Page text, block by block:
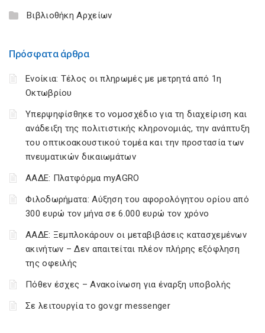
Βιβλιοθήκη Αρχείων
Πρόσφατα άρθρα
Ενοίκια: Τέλος οι πληρωμές με μετρητά από 1η
Οκτωβρίου
Υπερψηφίσθηκε το νομοσχέδιο για τη διαχείριση και
ανάδειξη της πολιτιστικής κληρονομιάς, την ανάπτυξη
του οπτικοακουστικού τομέα και την προστασία των
πνευματικών δικαιωμάτων
ΑΑΔΕ: Πλατφόρμα myAGRO
Φιλοδωρήματα: Αύξηση του αφορολόγητου ορίου από
300 ευρώ τον μήνα σε 6.000 ευρώ τον χρόνο
ΑΑΔΕ: Ξεμπλοκάρουν οι μεταβιβάσεις κατασχεμένων
ακινήτων – Δεν απαιτείται πλέον πλήρης εξόφληση
της οφειλής
Πόθεν έσχες – Ανακοίνωση για έναρξη υποβολής
Σε λειτουργία το gov.gr messenger